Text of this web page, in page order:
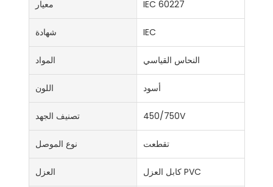
معيار IEC 60227
شهادة IEC
المواد النحاس القياسي
اللون أسود
تصنيف الجهد 450/750V
نوع الموصل تقطعت
العزل كابل العزل PVC